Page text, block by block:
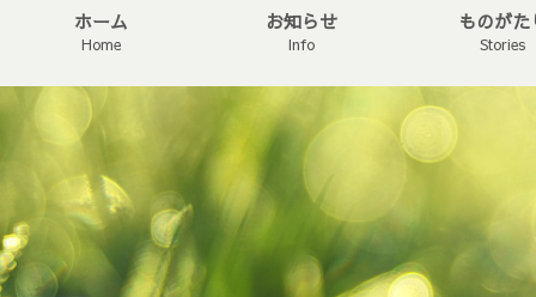
ホーム
Home
お知らせ
Info
ものがた
Stories